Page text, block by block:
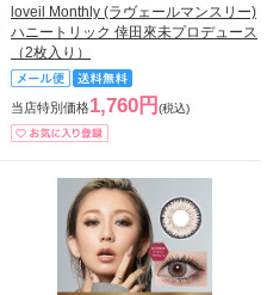
loveil Monthly (ラヴェールマンスリー)
ハニートリック 倖田來未プロデュース
（2枚入り）
当店特別価格1,760円 (税込)